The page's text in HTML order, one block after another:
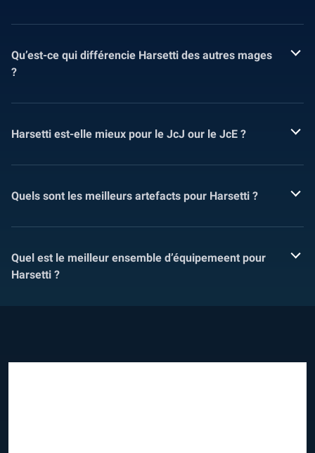
Qu’est-ce qui différencie Harsetti des autres mages
?
Harsetti est-elle mieux pour le JcJ our le JcE ?
Quels sont les meilleurs artefacts pour Harsetti ?
Quel est le meilleur ensemble d’équipemeent pour
Harsetti ?